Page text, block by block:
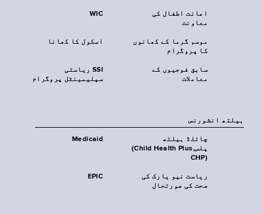
WIC
اعانت اطفال کی
معاونت
اسکول کا کھانا
موسم گرما کے کھانوں
کا پروگرام
SSI ریاستی
سپلیمینٹل پروگرام
سابق فوجیوں کے
معاملات
‏ہیلتھ انشورنس
Medicaid
چائلڈ ہیلتھ
پلس‎(Child Health Plus,
CHP)‎
EPIC
ریاست نیو یارک کی
صحت کی صورتحال